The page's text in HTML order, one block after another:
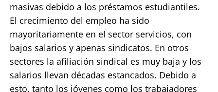
masivas debido a los préstamos estudiantiles.
El crecimiento del empleo ha sido
mayoritariamente en el sector servicios, con
bajos salarios y apenas sindicatos. En otros
sectores la afiliación sindical es muy baja y los
salarios llevan décadas estancados. Debido a
esto, tanto los jóvenes como los trabajadores